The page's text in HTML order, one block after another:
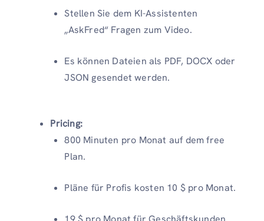
Stellen Sie dem KI-Assistenten
„AskFred“ Fragen zum Video.
Es können Dateien als PDF, DOCX oder
JSON gesendet werden.
Pricing:
800 Minuten pro Monat auf dem free
Plan.
Pläne für Profis kosten 10 $ pro Monat.